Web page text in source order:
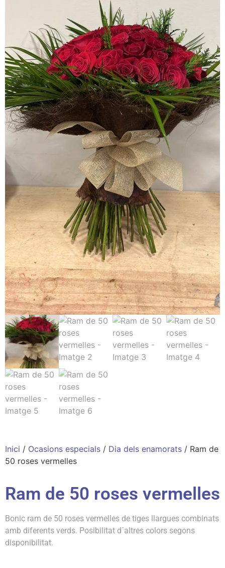
Inici / Ocasions especials / Dia dels enamorats / Ram de
50 roses vermelles
Ram de 50 roses vermelles
Bonic ram de 50 roses vermelles de tiges llargues combinats
amb diferents verds. Posibilitat d´altres colors segons
disponibilitat.